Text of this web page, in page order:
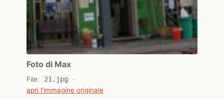
Foto di Max
File: 21.jpg
·
apri l'immagine originale